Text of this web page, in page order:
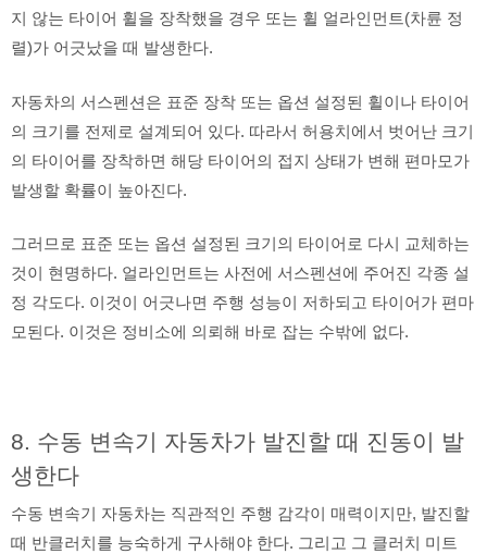
지 않는 타이어 휠을 장착했을 경우 또는 휠 얼라인먼트(차륜 정
렬)가 어긋났을 때 발생한다.
자동차의 서스펜션은 표준 장착 또는 옵션 설정된 휠이나 타이어
의 크기를 전제로 설계되어 있다. 따라서 허용치에서 벗어난 크기
의 타이어를 장착하면 해당 타이어의 접지 상태가 변해 편마모가
발생할 확률이 높아진다.
그러므로 표준 또는 옵션 설정된 크기의 타이어로 다시 교체하는
것이 현명하다. 얼라인먼트는 사전에 서스펜션에 주어진 각종 설
정 각도다. 이것이 어긋나면 주행 성능이 저하되고 타이어가 편마
모된다. 이것은 정비소에 의뢰해 바로 잡는 수밖에 없다.
8. 수동 변속기 자동차가 발진할 때 진동이 발
생한다
수동 변속기 자동차는 직관적인 주행 감각이 매력이지만, 발진할
때 반클러치를 능숙하게 구사해야 한다. 그리고 그 클러치 미트